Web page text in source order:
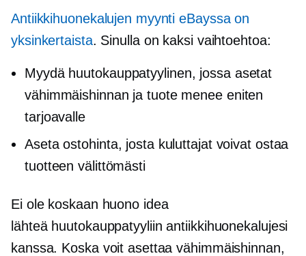
Antiikkihuonekalujen myynti eBayssa on
yksinkertaista. Sinulla on kaksi vaihtoehtoa:
Myydä huutokauppatyylinen, jossa asetat
vähimmäishinnan ja tuote menee eniten
tarjoavalle
Aseta ostohinta, josta kuluttajat voivat ostaa
tuotteen välittömästi
Ei ole koskaan huono idea
lähteä huutokauppatyyliin antiikkihuonekalujesi
kanssa. Koska voit asettaa vähimmäishinnan,